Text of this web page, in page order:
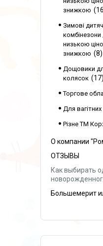
знижкою
16
Зимові
низькою
знижкою
8
Дощовики
колясок
17
Торгове
Для вагітних
Різне ТМ
О компании
ОТЗЫВЫ
Как выбирать
Большемерит